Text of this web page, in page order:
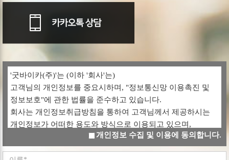
'굿바이카(주)'는 (이하 '회사'는)
고객님의 개인정보를 중요시하며, "정보통신망 이용촉진 및
정보보호"에 관한 법률을 준수하고 있습니다.
회사는 개인정보취급방침을 통하여 고객님께서 제공하시는
개인정보가 어떠한 용도와 방식으로 이용되고 있으며,
개인정보보호를 위해 어떠한 조치가 취해지고 있는지
알려드립니다.
개인정보 수집 및 이용에 동의합니다.